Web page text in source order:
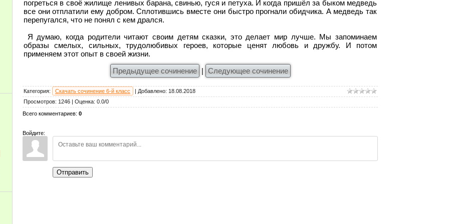
погреться в своё жилище ленивых барана, свинью, гуся и петуха. И когда пришёл за быком медведь
все они отплатили ему добром. Сплотившись вместе они быстро прогнали обидчика. А медведь так
перепугался, что не понял с кем дрался.
Я думаю, когда родители читают своим детям сказки, это делает мир лучше. Мы запоминаем
образы смелых, сильных, трудолюбивых героев, которые ценят любовь и дружбу. И потом
применяем этот опыт в своей жизни.
Предыдущее сочинение
| Следующее сочинение
Категория: Скачать сочинение 6-й класс Добавлено: 18.08.2018
Просмотров: 1246 Оценка: 0.0/0
Всего комментариев: 0
Войдите:
Отправить